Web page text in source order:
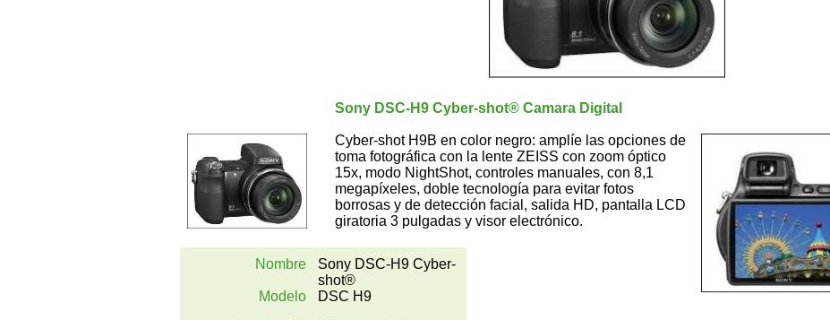
Sony DSC-H9 Cyber-shot® Camara Digital
Cyber-shot H9B en color negro: amplíe las opciones de
toma fotográfica con la lente ZEISS con zoom óptico
15x, modo NightShot, controles manuales, con 8,1
megapíxeles, doble tecnología para evitar fotos
borrosas y de detección facial, salida HD, pantalla LCD
giratoria 3 pulgadas y visor electrónico.
Nombre
Modelo
Sony DSC-H9 Cyber-
shot®
DSC H9